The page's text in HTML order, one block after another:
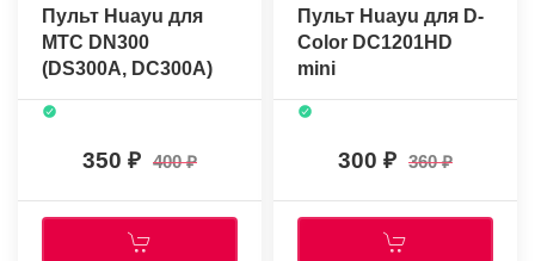
Пульт Huayu для
МТС DN300
(DS300A, DC300A)
350 400
Пульт Huayu для D-
Color DC1201HD
mini
300 360